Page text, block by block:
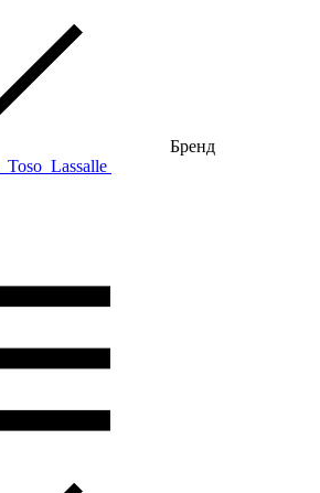
Бренд
Toso Lassalle